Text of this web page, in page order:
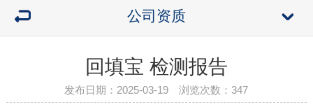
公司资质
回填宝 检测报告
发布日期：2025-03-19 浏览次数：347